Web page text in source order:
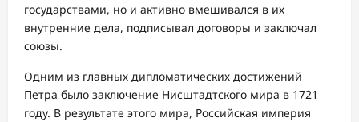
государствами, но и активно вмешивался в их
внутренние дела, подписывал договоры и заключал
союзы.
Одним из главных дипломатических достижений
Петра было заключение Нисштадтского мира в 1721
году. В результате этого мира, Российская империя